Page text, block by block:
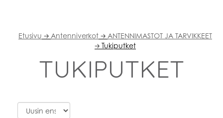
Etusivu 🡢 Antenniverkot 🡢 ANTENNIMASTOT JA TARVIKKEET
🡢 Tukiputket
TUKIPUTKET